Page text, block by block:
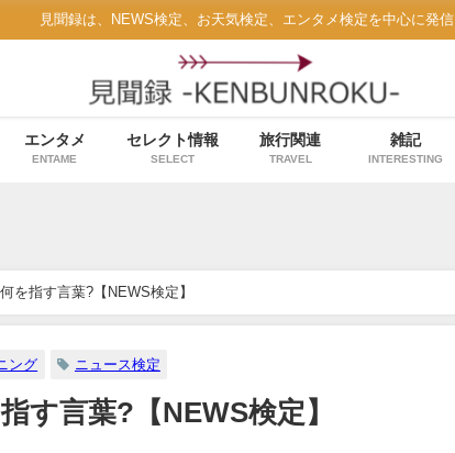
見聞録は、NEWS検定、お天気検定、エンタメ検定を中心に発信
エンタメ
ENTAME
セレクト情報
SELECT
旅行関連
TRAVEL
雑記
INTERESTING
を指す言葉?【NEWS検定】
ング ニュース検定
す言葉?【NEWS検定】